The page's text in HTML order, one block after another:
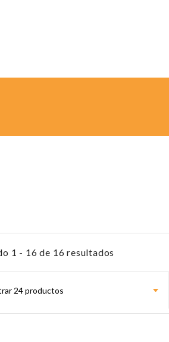
1 - 16 de 16 resultados